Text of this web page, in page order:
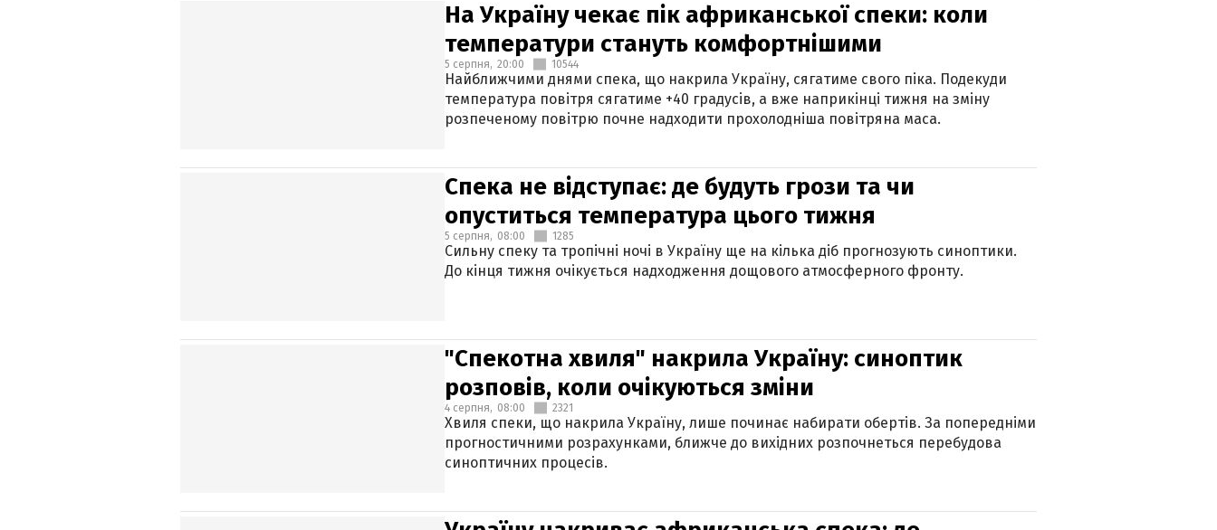
На Україну чекає пік африканської спеки: коли
температури стануть комфортнішими
5 серпня, 20:00 10544
Найближчими днями спека, що накрила Україну, сягатиме свого піка. Подекуди
температура повітря сягатиме +40 градусів, а вже наприкінці тижня на зміну
розпеченому повітрю почне надходити прохолодніша повітряна маса.
Спека не відступає: де будуть грози та чи
опуститься температура цього тижня
5 серпня, 08:00 1285
Сильну спеку та тропічні ночі в Україну ще на кілька діб прогнозують синоптики.
До кінця тижня очікується надходження дощового атмосферного фронту.
"Спекотна хвиля" накрила Україну: синоптик
розповів, коли очікуються зміни
4 серпня, 08:00 2321
Хвиля спеки, що накрила Україну, лише починає набирати обертів. За попередніми
прогностичними розрахунками, ближче до вихідних розпочнеться перебудова
синоптичних процесів.